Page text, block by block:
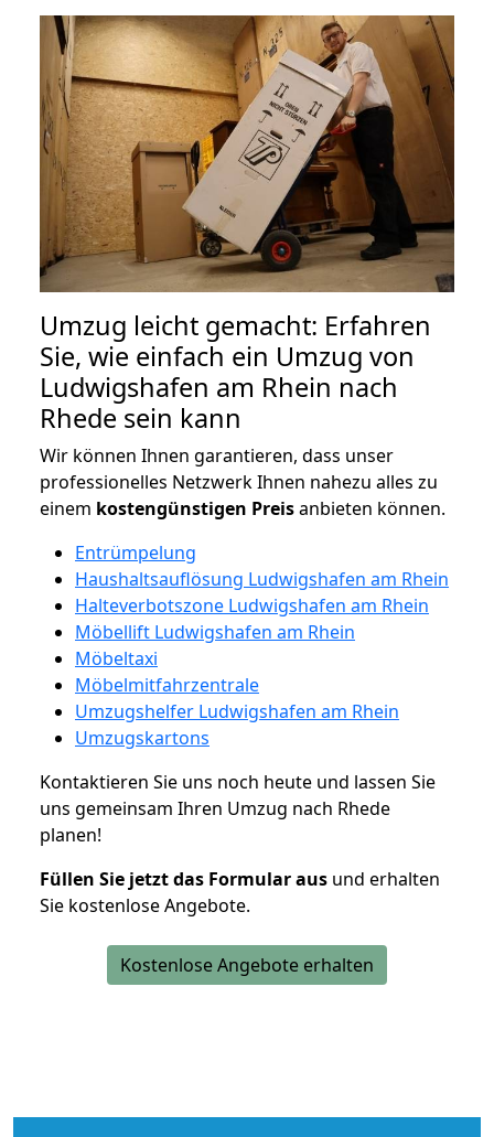
Umzug leicht gemacht: Erfahren
Sie, wie einfach ein Umzug von
Ludwigshafen am Rhein nach
Rhede sein kann
Wir können Ihnen garantieren, dass unser
professionelles Netzwerk Ihnen nahezu alles zu
einem kostengünstigen Preisanbieten können.
Entrümpelung
Haushaltsauflösung Ludwigshafen am Rhein
Halteverbotszone Ludwigshafen am Rhein
Möbellift Ludwigshafen am Rhein
Möbeltaxi
Möbelmitfahrzentrale
Umzugshelfer Ludwigshafen am Rhein
Umzugskartons
Kontaktieren Sie uns noch heute und lassen Sie
uns gemeinsam Ihren Umzug nach Rhede
planen!
Füllen Sie jetzt das Formular aus und erhalten
Sie kostenlose Angebote.
Kostenlose Angebote erhalten